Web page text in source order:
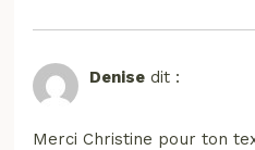
Denise dit :
Merci Christine pour ton